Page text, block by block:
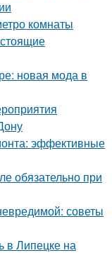
комнаты
новая мода в
эффективные
обязательно при
советы
в Липецке на